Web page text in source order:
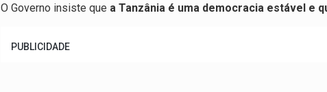
O Governo insiste que a Tanzânia é uma democracia estável e
PUBLICIDADE